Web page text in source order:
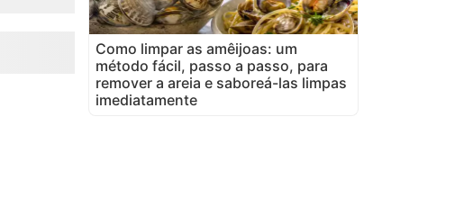
Como limpar as amêijoas: um
método fácil, passo a passo, para
remover a areia e saboreá-las limpas
imediatamente